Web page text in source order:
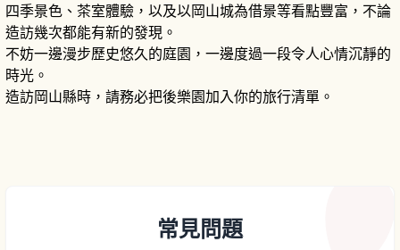
四季景色、茶室體驗，以及以岡山城為借景等看點豐富，不論
造訪幾次都能有新的發現。
不妨一邊漫步歷史悠久的庭園，一邊度過一段令人心情沉靜的
時光。
造訪岡山縣時，請務必把後樂園加入你的旅行清單。
常見問題